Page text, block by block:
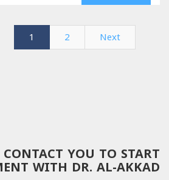
1 2 Next
YOU TO START
WITH DR. AL-AKKAD